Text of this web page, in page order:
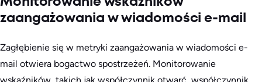
zaangażowania w wiadomości e-mail
Zagłębienie się w metryki zaangażowania w wiadomości e-
mail otwiera bogactwo spostrzeżeń. Monitorowanie